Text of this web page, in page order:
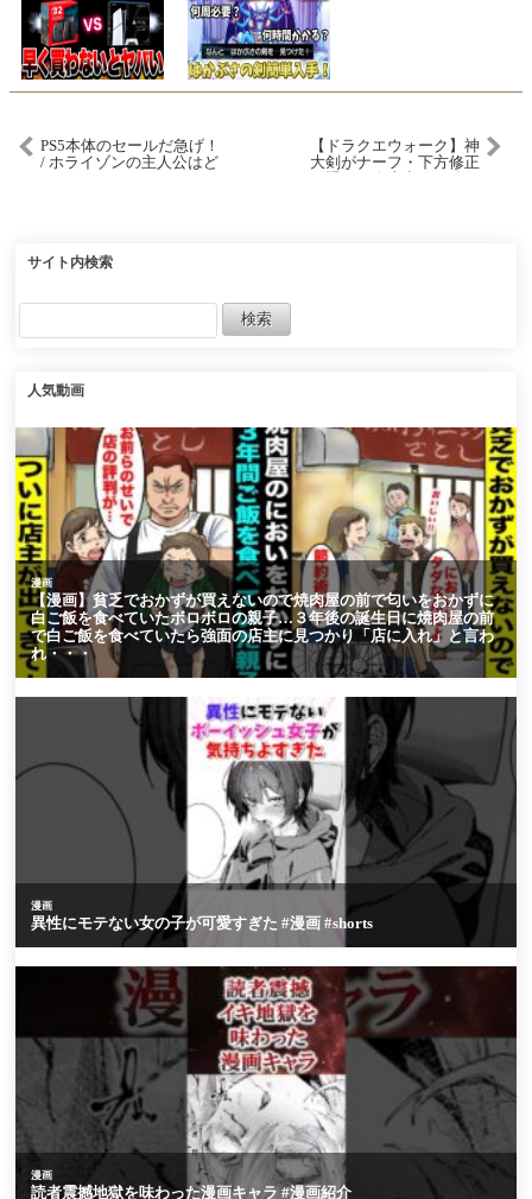
PS5本体のセールだ急げ！
/ ホライゾンの主人公はど
【ドラクエウォーク】神
大剣がナーフ・下方修正
サイト内検索
人気動画